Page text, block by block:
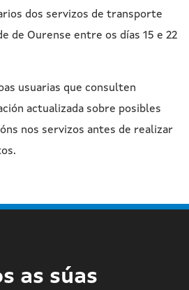
dos servizos de transporte
de Ourense entre os días 15 e 22
usuarias que consulten
actualizada sobre posibles
nos servizos antes de realizar
as súas